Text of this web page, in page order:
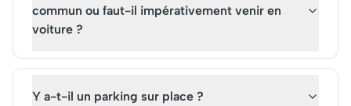
commun ou faut-il impérativement venir en
voiture ?
Y a-t-il un parking sur place ?